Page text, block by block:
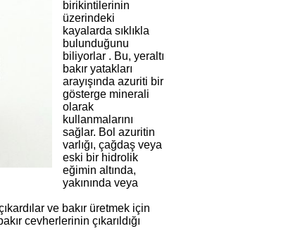
birikintilerinin
üzerindeki
kayalarda sıklıkla
bulunduğunu
biliyorlar . Bu, yeraltı
bakır yatakları
arayışında azuriti bir
gösterge minerali
olarak
kullanmalarını
sağlar. Bol azuritin
varlığı, çağdaş veya
eski bir hidrolik
eğimin altında,
yakınında veya
ve bakır üretmek için
cevherlerinin çıkarıldığı